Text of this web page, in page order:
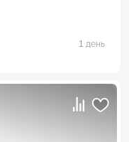
1 день